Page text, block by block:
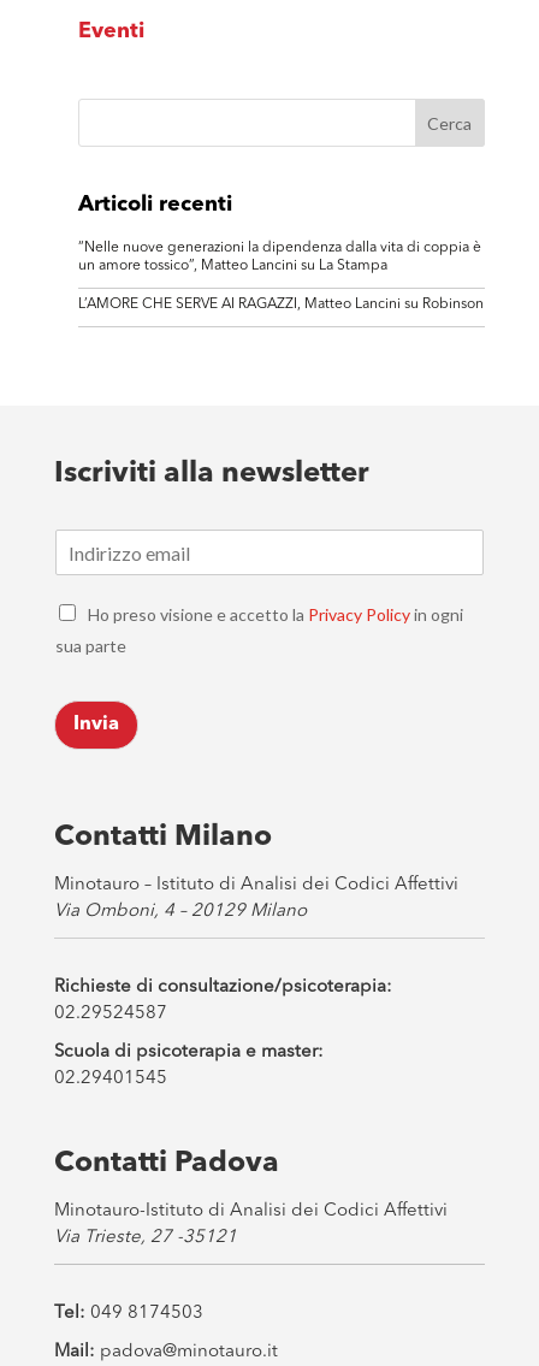
Eventi
Articoli recenti
“Nelle nuove generazioni la dipendenza dalla vita di coppia è
un amore tossico”, Matteo Lancini su La Stampa
L’AMORE CHE SERVE AI RAGAZZI, Matteo Lancini su Robinson
Iscriviti alla newsletter
m
C
e
k
b
s
*
Ho preso visione e accetto la Privacy Policyin ogni
sua parte
Invia
Contatti Milano
Minotauro – Istituto di Analisi dei Codici Affettivi
Via Omboni, 4 – 20129 Milano
Richieste di consultazione/psicoterapia:
02.29524587
Scuola di psicoterapia e master:
02.29401545
Contatti Padova
Minotauro-Istituto di Analisi dei Codici Affettivi
Via Trieste, 27 -35121
Tel: 049 8174503
Mail: padova@minotauro.it